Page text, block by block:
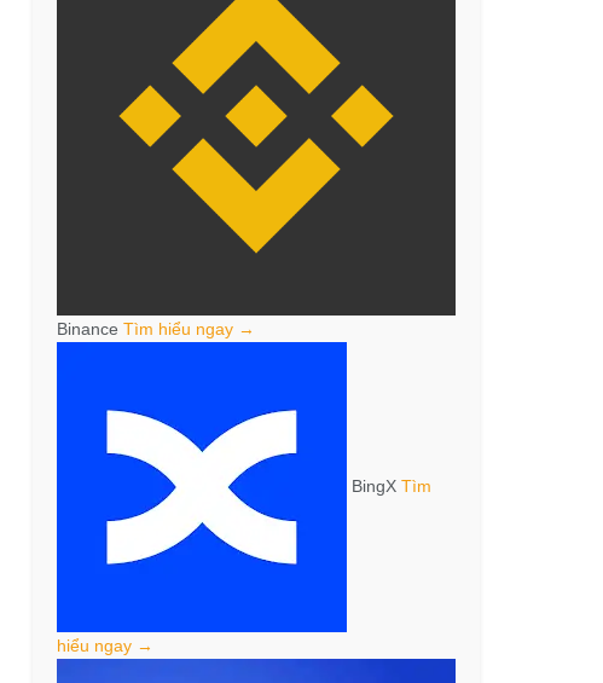
Binance Tìm hiểu ngay →
BingX Tìm
hiểu ngay →